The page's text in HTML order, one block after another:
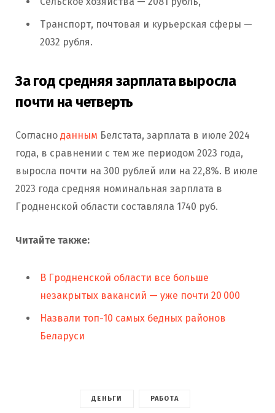
Транспорт, почтовая и курьерская сферы —
2032 рубля.
За год средняя зарплата выросла
почти на четверть
Согласно данным Белстата, зарплата в июле 2024
года, в сравнении с тем же периодом 2023 года,
выросла почти на 300 рублей или на 22,8%. В июле
2023 года средняя номинальная зарплата в
Гродненской области составляла 1740 руб.
Читайте также:
В Гродненской области все больше
незакрытых вакансий — уже почти 20 000
Назвали топ-10 самых бедных районов
Беларуси
ДЕНЬГИ РАБОТА